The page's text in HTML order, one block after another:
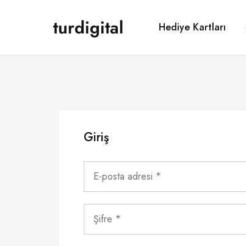
turdigital
TURDIGITAL
Dijital Hediye Kartları
Giriş